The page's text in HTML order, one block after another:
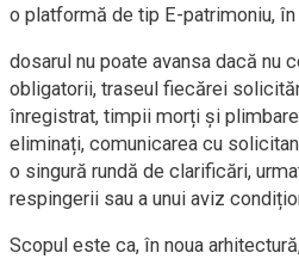
o platformă de tip E-patrimoniu, în
dosarul nu poate avansa dacă nu
obligatorii, traseul fiecărei
înregistrat, timpii morți și
eliminați, comunicarea cu
o singură rundă de clarificări,
respingerii sau a unui aviz
Scopul este ca, în noua